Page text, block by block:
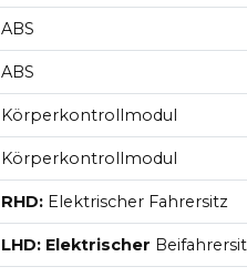
ABS
ABS
Körperkontrollmodul
Körperkontrollmodul
RHD: Elektrischer Fahrersitz
LHD: Elektrischer